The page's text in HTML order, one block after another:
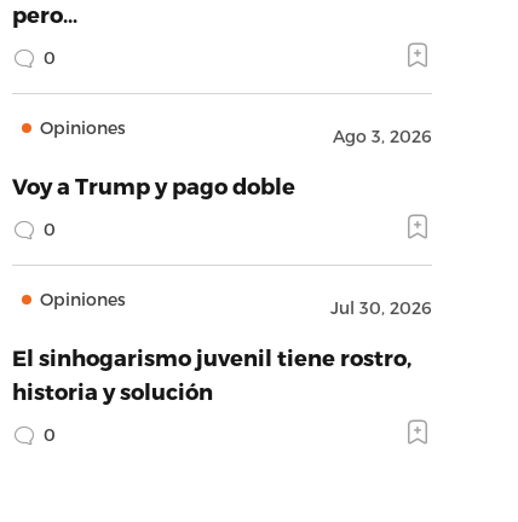
pero…
0
Opiniones Ago 3, 2026
Voy a Trump y pago doble
0
Opiniones Jul 30, 2026
El sinhogarismo juvenil tiene rostro,
historia y solución
0